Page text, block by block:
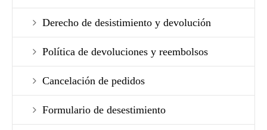
Derecho de desistimiento y devolución
Política de devoluciones y reembolsos
Cancelación de pedidos
Formulario de desestimiento